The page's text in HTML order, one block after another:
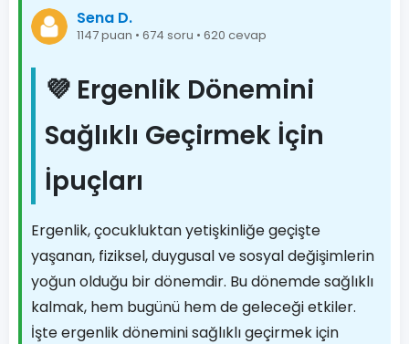
Sena D.
1147 puan • 674 soru • 620 cevap
💜 Ergenlik Dönemini
Sağlıklı Geçirmek İçin
İpuçları
Ergenlik, çocukluktan yetişkinliğe geçişte
yaşanan, fiziksel, duygusal ve sosyal değişimlerin
yoğun olduğu bir dönemdir. Bu dönemde sağlıklı
kalmak, hem bugünü hem de geleceği etkiler.
İşte ergenlik dönemini sağlıklı geçirmek için